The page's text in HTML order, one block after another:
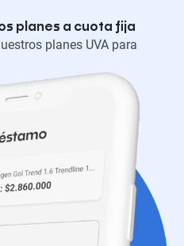
planes a cuota fija
planes UVA para